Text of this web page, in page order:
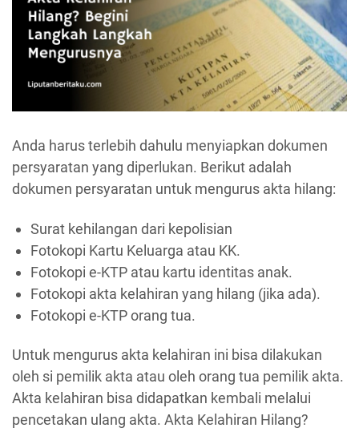
Anda harus terlebih dahulu menyiapkan dokumen
persyaratan yang diperlukan. Berikut adalah
dokumen persyaratan untuk mengurus akta hilang:
Surat kehilangan dari kepolisian
Fotokopi Kartu Keluarga atau KK.
Fotokopi e-KTP atau kartu identitas anak.
Fotokopi akta kelahiran yang hilang (jika ada).
Fotokopi e-KTP orang tua.
Untuk mengurus akta kelahiran ini bisa dilakukan
oleh si pemilik akta atau oleh orang tua pemilik akta.
Akta kelahiran bisa didapatkan kembali melalui
pencetakan ulang akta. Akta Kelahiran Hilang?